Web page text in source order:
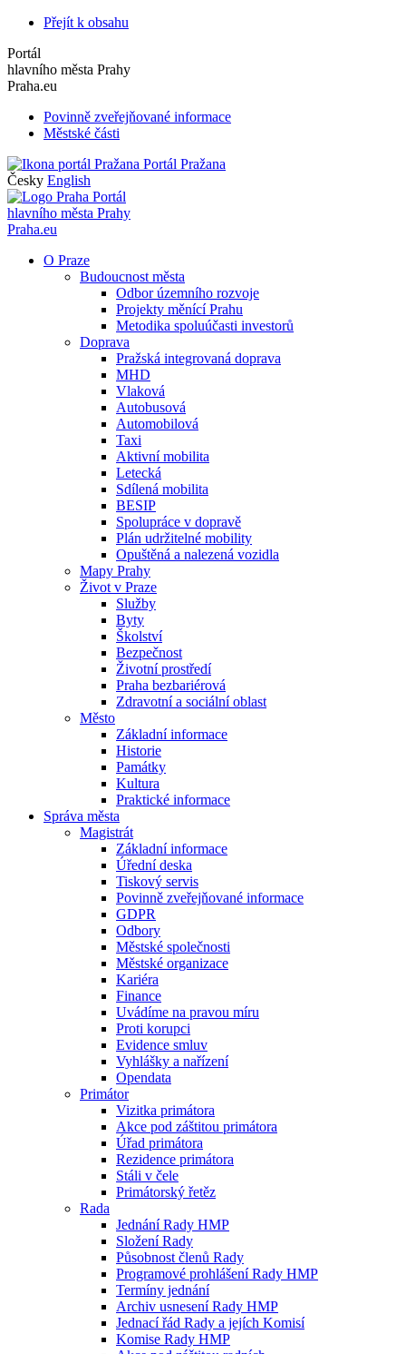
Přejít k obsahu
Portál
hlavního města Prahy
Praha.eu
Povinně zveřejňované informace
Městské části
Portál Pražana
Česky English
Portál
hlavního města Prahy
Praha.eu
O Praze
Budoucnost města
Odbor územního rozvoje
Projekty měnící Prahu
Metodika spoluúčasti investorů
Doprava
Pražská integrovaná doprava
MHD
Vlaková
Autobusová
Automobilová
Taxi
Aktivní mobilita
Letecká
Sdílená mobilita
BESIP
Spolupráce v dopravě
Plán udržitelné mobility
Opuštěná a nalezená vozidla
Mapy Prahy
Život v Praze
Služby
Byty
Školství
Bezpečnost
Životní prostředí
Praha bezbariérová
Zdravotní a sociální oblast
Město
Základní informace
Historie
Památky
Kultura
Praktické informace
Správa města
Magistrát
Základní informace
Úřední deska
Tiskový servis
Povinně zveřejňované informace
GDPR
Odbory
Městské společnosti
Městské organizace
Kariéra
Finance
Uvádíme na pravou míru
Proti korupci
Evidence smluv
Vyhlášky a nařízení
Opendata
Primátor
Vizitka primátora
Akce pod záštitou primátora
Úřad primátora
Rezidence primátora
Stáli v čele
Primátorský řetěz
Rada
Jednání Rady HMP
Složení Rady
Působnost členů Rady
Programové prohlášení Rady HMP
Termíny jednání
Archiv usnesení Rady HMP
Jednací řád Rady a jejích Komisí
Komise Rady HMP